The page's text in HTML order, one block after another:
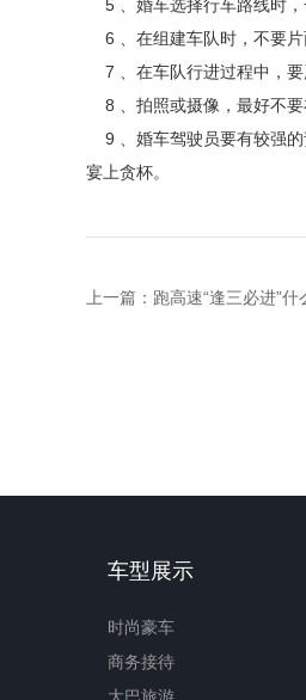
5 、婚车选择行车路线时，
6 、在组建车队时，不要片
7 、在车队行进过程中，要
8 、拍照或摄像，最好不要
9 、婚车驾驶员要有较强的
宴上贪杯。
上一篇： 跑高速“逢三必进”什
车型展示
时尚豪车
商务接待